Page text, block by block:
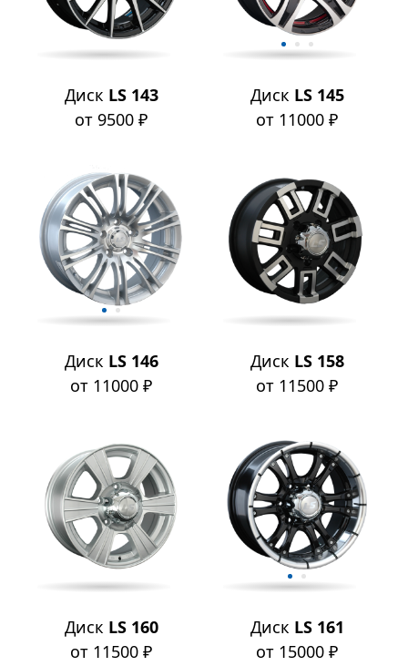
Диск LS 143
от 9500 ₽
Диск LS 145
от 11000 ₽
Диск LS 146
от 11000 ₽
Диск LS 158
от 11500 ₽
Диск LS 160
от 11500 ₽
Диск LS 161
от 15000 ₽